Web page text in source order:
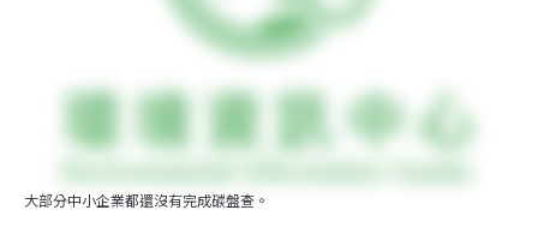
大部分中小企業都還沒有完成碳盤查。